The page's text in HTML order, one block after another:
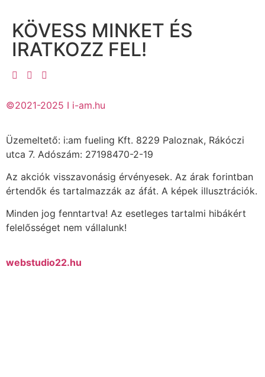
KÖVESS MINKET ÉS
IRATKOZZ FEL!
©2021-2025 I i-am.hu
Üzemeltető: i:am fueling Kft. 8229 Paloznak, Rákóczi
utca 7. Adószám: 27198470-2-19
Az akciók visszavonásig érvényesek. Az árak forintban
értendők és tartalmazzák az áfát. A képek illusztrációk.
Minden jog fenntartva! Az esetleges tartalmi hibákért
felelősséget nem vállalunk!
webstudio22.hu